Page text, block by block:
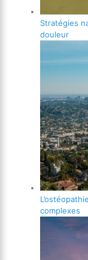
Stratégies
douleur
complexes